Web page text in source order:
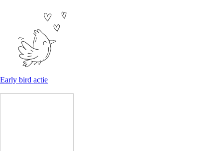
Early bird actie